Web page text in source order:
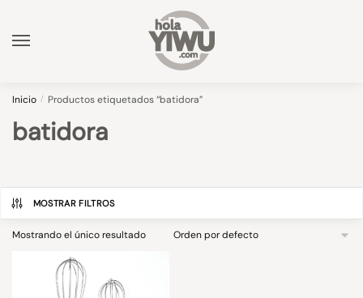
navigation
content
Inicio / Productos etiquetados “batidora”
batidora
MOSTRAR FILTROS
Mostrando el único resultado